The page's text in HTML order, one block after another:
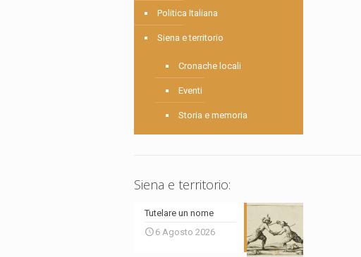
Politica Italiana
Siena e territorio
Cronache locali
Eventi
Storia e memoria
Siena e territorio:
Tutelare un nome
6 Agosto 2026